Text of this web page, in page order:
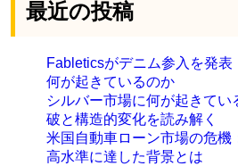
最近の投稿
Fableticsがデニム参入を発表
何が起きているのか
シルバー市場に何が起きて
破と構造的変化を読み解く
米国自動車ローン市場の危機
高水準に達した背景とは